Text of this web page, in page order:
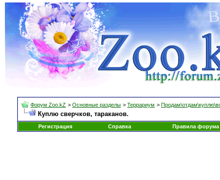
Форум Zoo.kZ > Основные разделы > Террариум >
Куплю сверчков, тараканов.
Регистрация Справка Правила форума